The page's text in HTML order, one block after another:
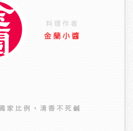
料理作者
金蘭小醬
家比例，清香不死鹹
料理作者
金蘭小醬
料理作者
金蘭
回味無窮
料理作者
金蘭
料理作者
金蘭
料理作者
金蘭
菜
料理作者
金蘭
，暖身開胃好滋味